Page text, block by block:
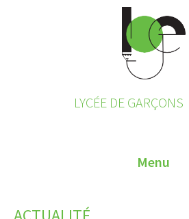
LYCÉE DE GARÇONS
Menu